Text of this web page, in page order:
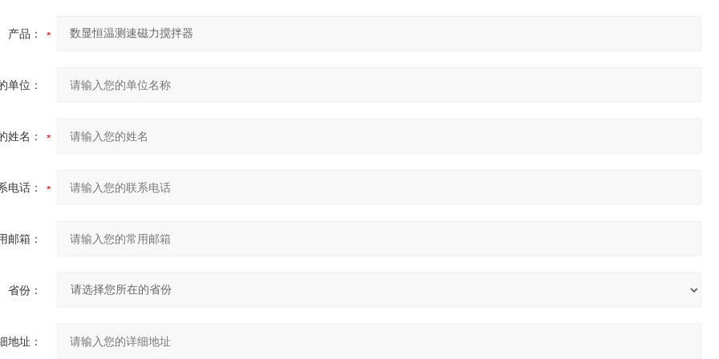
产品：
单位：
姓名：
电话：
邮箱：
省份：
地址：